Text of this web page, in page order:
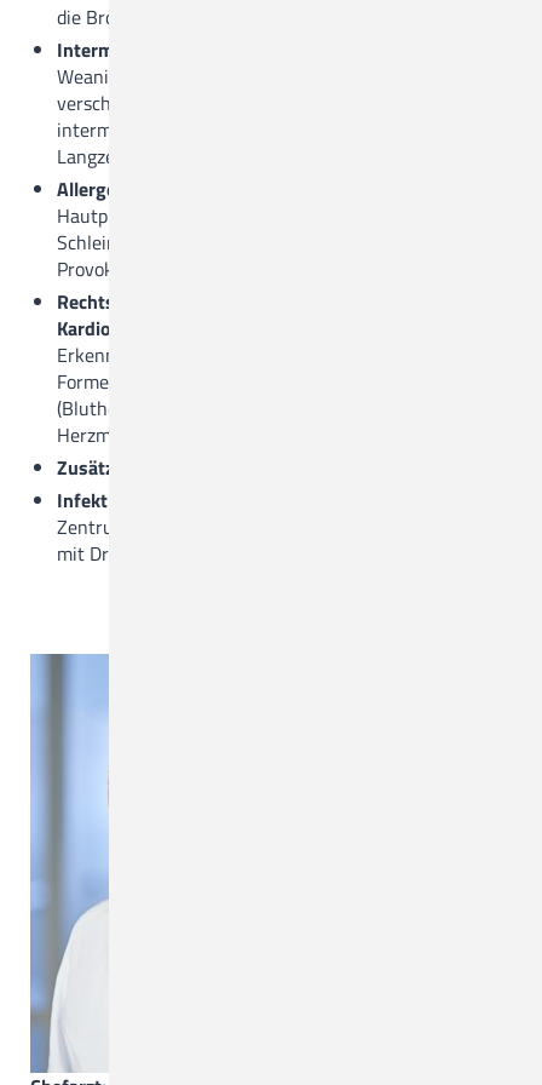
die Bronchienwand)
Intermediate Care/Intensivstation
Weaning, Nicht-invasive und invasive Beatmungen
verschiedener Indikationen, Einleitung
intermittierender Beatmungen, Versorgung von
Langzeitbeatmungen
Allergologischer Bereich
Hautprovokationstests (Pricktest),
Schleimhautprovokationstests (Nasaler und inhalativer
Provokationstest)
Rechtsherzkatheter in Zusammenarbeit mit der
Kardiologie
Erkennung und Therapiekontrollen verschiedener
Formen einer pulmonalarteriellen Hypertonie
(Bluthochdruck im Lungenkreislauf); Messung des
Herzminutenvolumens u. a.
Zusätzlich bieten wir an: Schlafapnoe-Screening
Infektiologie und Tropenmedizin
Zentrum für Infektiologie /Tropenmedizin zusammen
mit Dr. Matthias Grade)